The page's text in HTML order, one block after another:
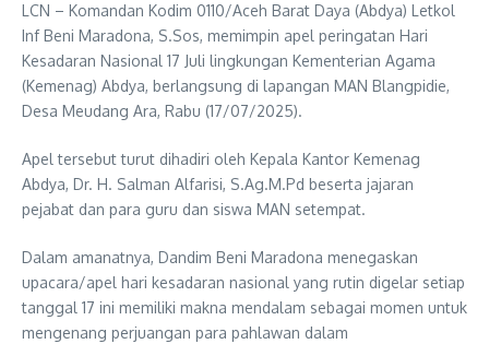
LCN – Komandan Kodim 0110/Aceh Barat Daya (Abdya) Letkol
Inf Beni Maradona, S.Sos, memimpin apel peringatan Hari
Kesadaran Nasional 17 Juli lingkungan Kementerian Agama
(Kemenag) Abdya, berlangsung di lapangan MAN Blangpidie,
Desa Meudang Ara, Rabu (17/07/2025).
Apel tersebut turut dihadiri oleh Kepala Kantor Kemenag
Abdya, Dr. H. Salman Alfarisi, S.Ag.M.Pd beserta jajaran
pejabat dan para guru dan siswa MAN setempat.
Dalam amanatnya, Dandim Beni Maradona menegaskan
upacara/apel hari kesadaran nasional yang rutin digelar setiap
tanggal 17 ini memiliki makna mendalam sebagai momen untuk
mengenang perjuangan para pahlawan dalam